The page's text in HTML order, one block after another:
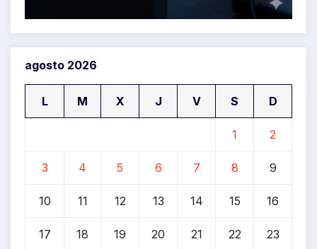
agosto 2026
L M X J V S D
1 2
3 4 5 6 7 8 9
10 11 12 13 14 15 16
17 18 19 20 21 22 23